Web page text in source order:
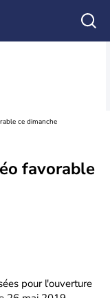
ce dimanche
favorable
pour l'ouverture